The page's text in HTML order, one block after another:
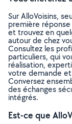
Sur AlloVoisins,
première
et trouvez en
autour de chez
Consultez les
particuliers, qui
réalisation,
votre demande
Conversez
des échanges
intégrés.
Est-ce que